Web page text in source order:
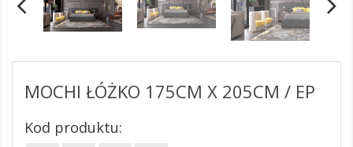
MOCHI ŁÓŻKO 175CM X 205CM / EP
Kod produktu: